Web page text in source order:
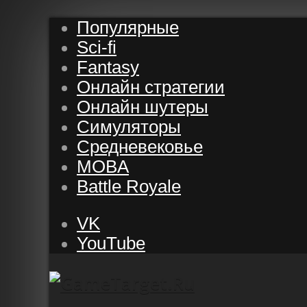
Популярные
Sci-fi
Fantasy
Онлайн стратегии
Онлайн шутеры
Симуляторы
Средневековье
MOBA
Battle Royale
VK
YouTube